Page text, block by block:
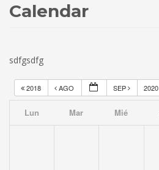
Calendar
sdfgsdfg
2018 AGO SEP 2020
Lun Mar Mié